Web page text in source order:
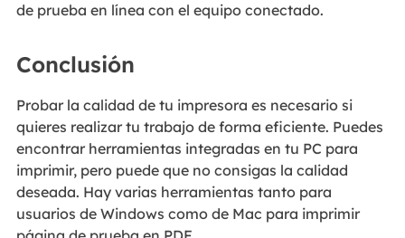
de prueba en línea con el equipo conectado.
Conclusión
Probar la calidad de tu impresora es necesario si
quieres realizar tu trabajo de forma eficiente. Puedes
encontrar herramientas integradas en tu PC para
imprimir, pero puede que no consigas la calidad
deseada. Hay varias herramientas tanto para
usuarios de Windows como de Mac para imprimir